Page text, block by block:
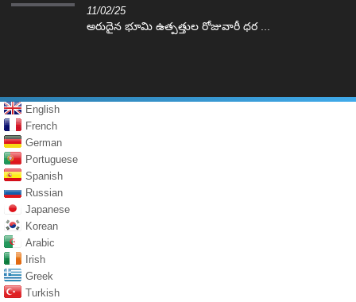
11/02/25
అరుదైన భూమి ఉత్పత్తుల రోజువారీ ధర ...
English
French
German
Portuguese
Spanish
Russian
Japanese
Korean
Arabic
Irish
Greek
Turkish